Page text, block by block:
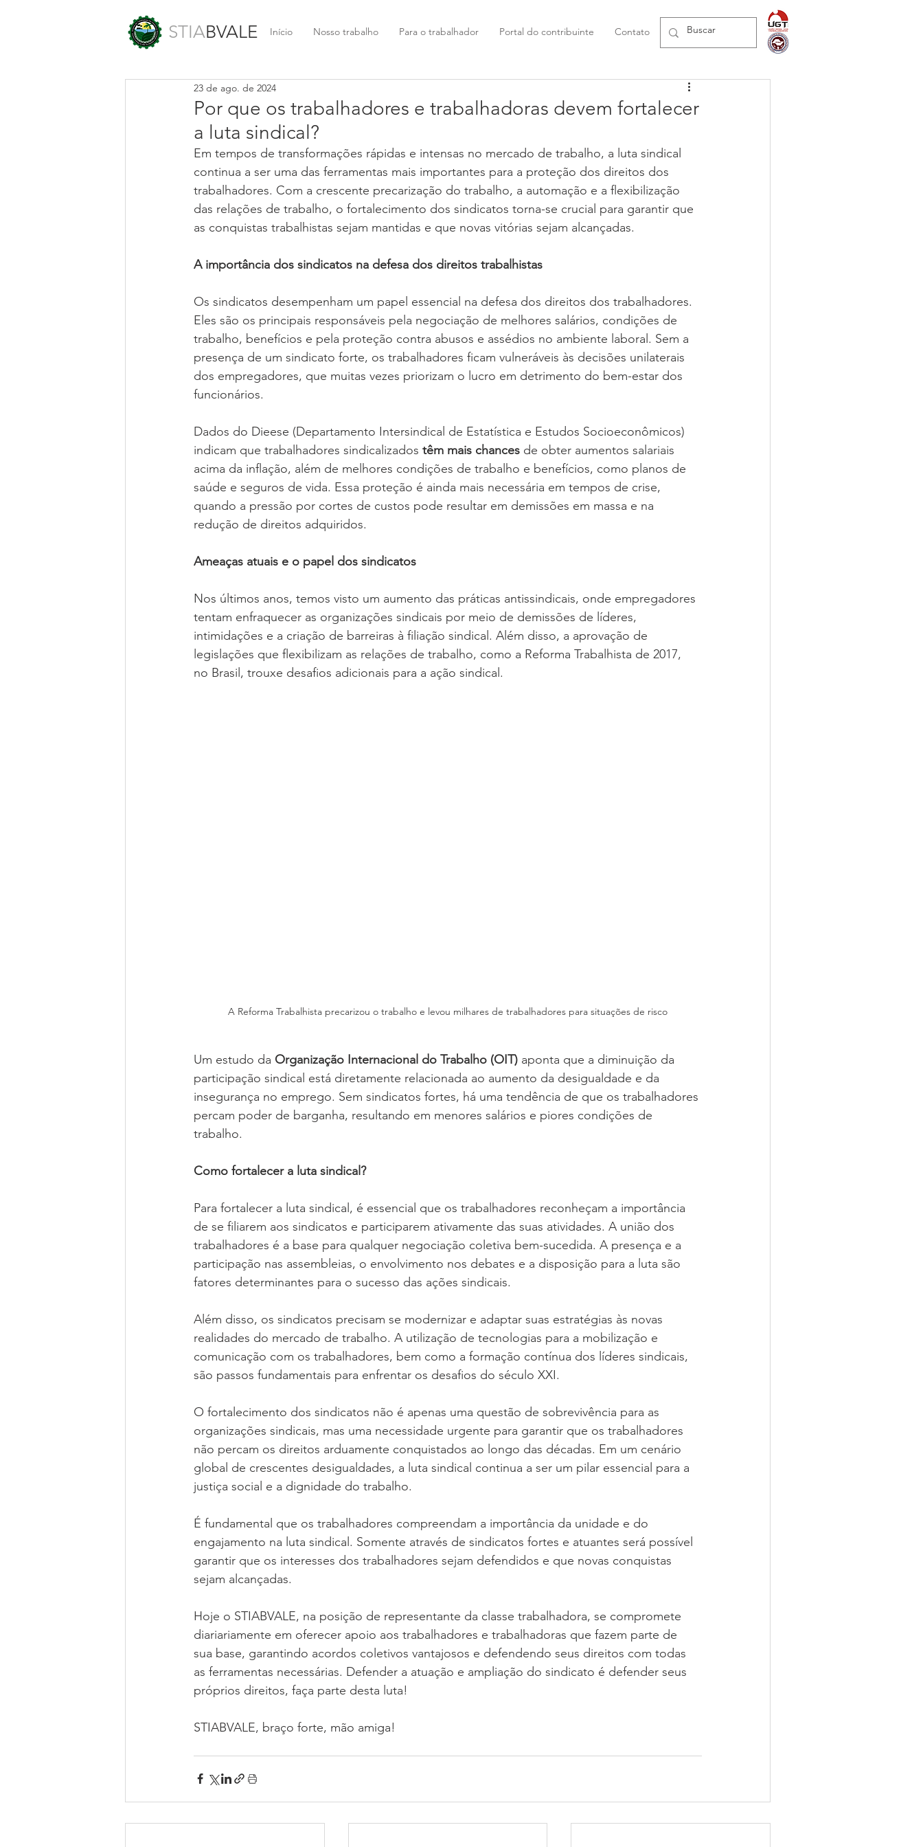
STIABVALE Início Nosso trabalho Para o trabalhador Portal do contribuinte Contato
Por que os trabalhadores e trabalhadoras devem fortalecer
a luta sindical?
23 de ago. de 2024
Em tempos de transformações rápidas e intensas no mercado de trabalho, a luta sindical
continua a ser uma das ferramentas mais importantes para a proteção dos direitos dos
trabalhadores. Com a crescente precarização do trabalho, a automação e a flexibilização
das relações de trabalho, o fortalecimento dos sindicatos torna-se crucial para garantir que
as conquistas trabalhistas sejam mantidas e que novas vitórias sejam alcançadas.
A importância dos sindicatos na defesa dos direitos trabalhistas
Os sindicatos desempenham um papel essencial na defesa dos direitos dos trabalhadores.
Eles são os principais responsáveis pela negociação de melhores salários, condições de
trabalho, benefícios e pela proteção contra abusos e assédios no ambiente laboral. Sem a
presença de um sindicato forte, os trabalhadores ficam vulneráveis às decisões unilaterais
dos empregadores, que muitas vezes priorizam o lucro em detrimento do bem-estar dos
funcionários.
Dados do Dieese (Departamento Intersindical de Estatística e Estudos Socioeconômicos)
indicam que trabalhadores sindicalizados têm mais chances de obter aumentos salariais
acima da inflação, além de melhores condições de trabalho e benefícios, como planos de
saúde e seguros de vida. Essa proteção é ainda mais necessária em tempos de crise,
quando a pressão por cortes de custos pode resultar em demissões em massa e na
redução de direitos adquiridos.
Ameaças atuais e o papel dos sindicatos
Nos últimos anos, temos visto um aumento das práticas antissindicais, onde empregadores
tentam enfraquecer as organizações sindicais por meio de demissões de líderes,
intimidações e a criação de barreiras à filiação sindical. Além disso, a aprovação de
legislações que flexibilizam as relações de trabalho, como a Reforma Trabalhista de 2017,
no Brasil, trouxe desafios adicionais para a ação sindical.
A Reforma Trabalhista precarizou o trabalho e levou milhares de trabalhadores para situações de risco
Um estudo da Organização Internacional do Trabalho (OIT) aponta que a diminuição da
participação sindical está diretamente relacionada ao aumento da desigualdade e da
insegurança no emprego. Sem sindicatos fortes, há uma tendência de que os trabalhadores
percam poder de barganha, resultando em menores salários e piores condições de
trabalho.
Como fortalecer a luta sindical?
Para fortalecer a luta sindical, é essencial que os trabalhadores reconheçam a importância
de se filiarem aos sindicatos e participarem ativamente das suas atividades. A união dos
trabalhadores é a base para qualquer negociação coletiva bem-sucedida. A presença e a
participação nas assembleias, o envolvimento nos debates e a disposição para a luta são
fatores determinantes para o sucesso das ações sindicais.
Além disso, os sindicatos precisam se modernizar e adaptar suas estratégias às novas
realidades do mercado de trabalho. A utilização de tecnologias para a mobilização e
comunicação com os trabalhadores, bem como a formação contínua dos líderes sindicais,
são passos fundamentais para enfrentar os desafios do século XXI.
O fortalecimento dos sindicatos não é apenas uma questão de sobrevivência para as
organizações sindicais, mas uma necessidade urgente para garantir que os trabalhadores
não percam os direitos arduamente conquistados ao longo das décadas. Em um cenário
global de crescentes desigualdades, a luta sindical continua a ser um pilar essencial para a
justiça social e a dignidade do trabalho.
É fundamental que os trabalhadores compreendam a importância da unidade e do
engajamento na luta sindical. Somente através de sindicatos fortes e atuantes será possível
garantir que os interesses dos trabalhadores sejam defendidos e que novas conquistas
sejam alcançadas.
Hoje o STIABVALE, na posição de representante da classe trabalhadora, se compromete
diariariamente em oferecer apoio aos trabalhadores e trabalhadoras que fazem parte de
sua base, garantindo acordos coletivos vantajosos e defendendo seus direitos com todas
as ferramentas necessárias. Defender a atuação e ampliação do sindicato é defender seus
próprios direitos, faça parte desta luta!
STIABVALE, braço forte, mão amiga!